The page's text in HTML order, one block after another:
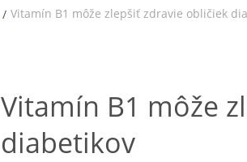
Vitamín B1 môže zlepšiť zdravie obličiek
Vitamín B1 môže
diabetikov